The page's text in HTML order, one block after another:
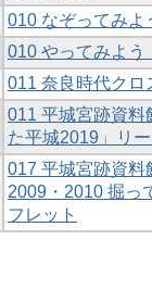
010 なぞってみよ
010 やってみよう
011 奈良時代クロ
011 平城宮跡資料
た平城2019」リ
017 平城宮跡資料
2009・2010 掘っ
フレット